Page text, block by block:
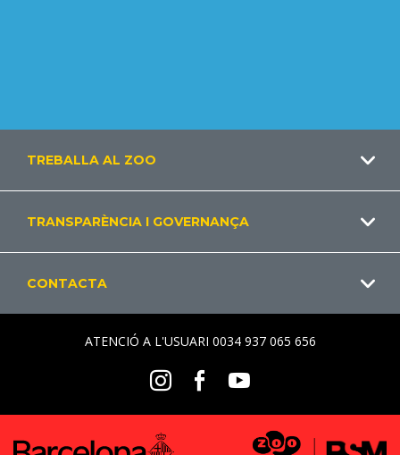
Footer
TREBALLA AL ZOO
TRANSPARÈNCIA I GOVERNANÇA
CONTACTA
ATENCIÓ A L'USUARI 0034 937 065 656
Menu
InstagramFacebook